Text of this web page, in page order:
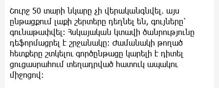
Շուրջ 50 տարի նկարը չի վերականգնվել. այս
ընթացքում լաքի շերտերը դեղնել են, գույները՝
գունաթափվել։ Հսկայական կտավի ծանրությունը
դեֆորմացրել է շրջանակը։ Ժամանակի թողած
հետքերը շտկելու գործընթացը կարելի է դիտել
ցուցասրահում տեղադրված հատուկ ապակու
միջոցով։